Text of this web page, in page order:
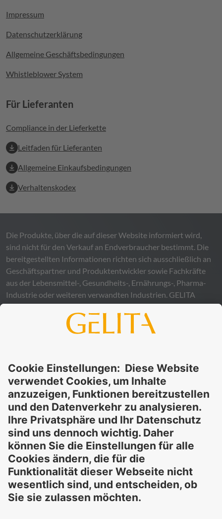
Impressum
Datenschutzerklärung
Allgemeine Geschäftsbedingungen
Whistleblower System
Für Lieferanten
Compliance in der Lieferkette
Leitfaden für Lieferanten
Allgemeine Einkaufsbedingungen
Verhaltenskodex
Die Produkte, über die auf dieser Website informiert wird,
sind nicht für den Verkauf an Endverbraucher bestimmt. Die
bereitgestellten Informationen richten sich ausschließlich an
Geschäftspartner und Produktentwickler sowie Fachkräfte
aus der Lebensmittel-, Gesundheits-, Ernährungs-, Pharma-
Industrie oder weiteren verwandten Industrien. GELITA
übernimmt keinerlei Gewähr – weder ausdrücklich noch
stillschweigend – für die Richtigkeit, Verlässlichkeit oder
Vollständigkeit der bereitgestellten Informationen und
Informationen ergeben könnte. Die Verwendung der
Informationen erfolgt auf eigenes Risiko und in eigener
Verantwortung.
Diese Erklärung entbindet Sie nicht von der Pflicht, eigene
Eignungsprüfungen und Tests durchzuführen, sowie alle
geltenden gesetzlichen Vorschriften einzuhalten und Rechte
Dritter zu respektieren. Die beschriebenen Produkte und
Konzepte sind nicht für den Einzelverkauf oder den direkten
Endverbrauch bestimmt. Sie sind nicht zur Diagnose,
Behandlung, Heilung oder Vorbeugung von Krankheiten
gedacht. Verwendungen und Aussagen zu